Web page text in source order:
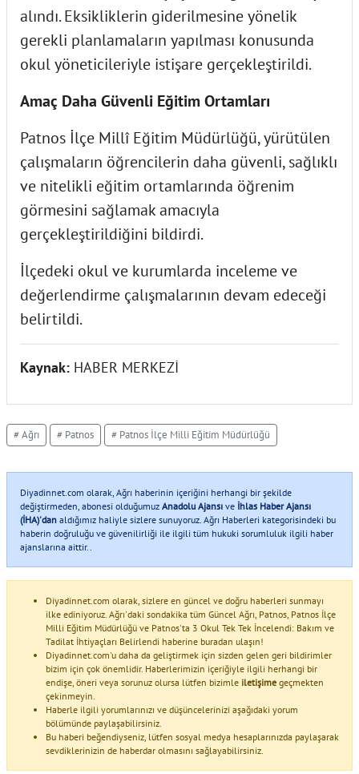
alındı. Eksikliklerin giderilmesine yönelik
gerekli planlamaların yapılması konusunda
okul yöneticileriyle istişare gerçekleştirildi.
Amaç Daha Güvenli Eğitim Ortamları
Patnos İlçe Millî Eğitim Müdürlüğü, yürütülen
çalışmaların öğrencilerin daha güvenli, sağlıklı
ve nitelikli eğitim ortamlarında öğrenim
görmesini sağlamak amacıyla
gerçekleştirildiğini bildirdi.
İlçedeki okul ve kurumlarda inceleme ve
değerlendirme çalışmalarının devam edeceği
belirtildi.
Kaynak: HABER MERKEZİ
# Ağrı # Patnos # Patnos İlçe Milli Eğitim Müdürlüğü
Diyadinnet.com olarak, Ağrı haberinin içeriğini herhangi bir şekilde
değiştirmeden, abonesi olduğumuz Anadolu Ajansı ve İhlas Haber Ajansı
(İHA)'dan aldığımız haliyle sizlere sunuyoruz. Ağrı Haberleri kategorisindeki bu
haberin doğruluğu ve güvenilirliği ile ilgili tüm hukuki sorumluluk ilgili haber
ajanslarına aittir..
Diyadinnet.com olarak, sizlere en güncel ve doğru haberleri sunmayı
ilke ediniyoruz. Ağrı'daki sondakika tüm Güncel Ağrı, Patnos, Patnos İlçe
Milli Eğitim Müdürlüğü ve Patnos'ta 3 Okul Tek Tek İncelendi: Bakım ve
Tadilat İhtiyaçları Belirlendi haberine buradan ulaşın!
Diyadinnet.com'u daha da geliştirmek için sizden gelen geri bildirimler
bizim için çok önemlidir. Haberlerimizin içeriğiyle ilgili herhangi bir
endişe, öneri veya sorunuz olursa lütfen bizimle iletişime geçmekten
çekinmeyin.
Haberle ilgili yorumlarınızı ve düşüncelerinizi aşağıdaki yorum
bölümünde paylaşabilirsiniz.
Bu haberi beğendiyseniz, lütfen sosyal medya hesaplarınızda paylaşarak
sevdiklerinizin de haberdar olmasını sağlayabilirsiniz.